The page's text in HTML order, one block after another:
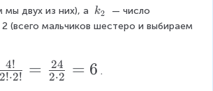
1
мы двух из них), а k
_
k2
— число
(всего мальчиков шестеро и выбираем
2!⋅2!
4! = 2⋅2
24 = 6 .